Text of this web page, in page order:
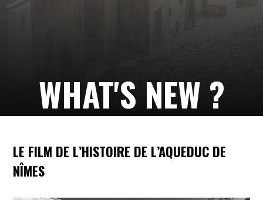
WHAT'S NEW ?
LE FILM DE L’HISTOIRE DE L’AQUEDUC DE
NÎMES